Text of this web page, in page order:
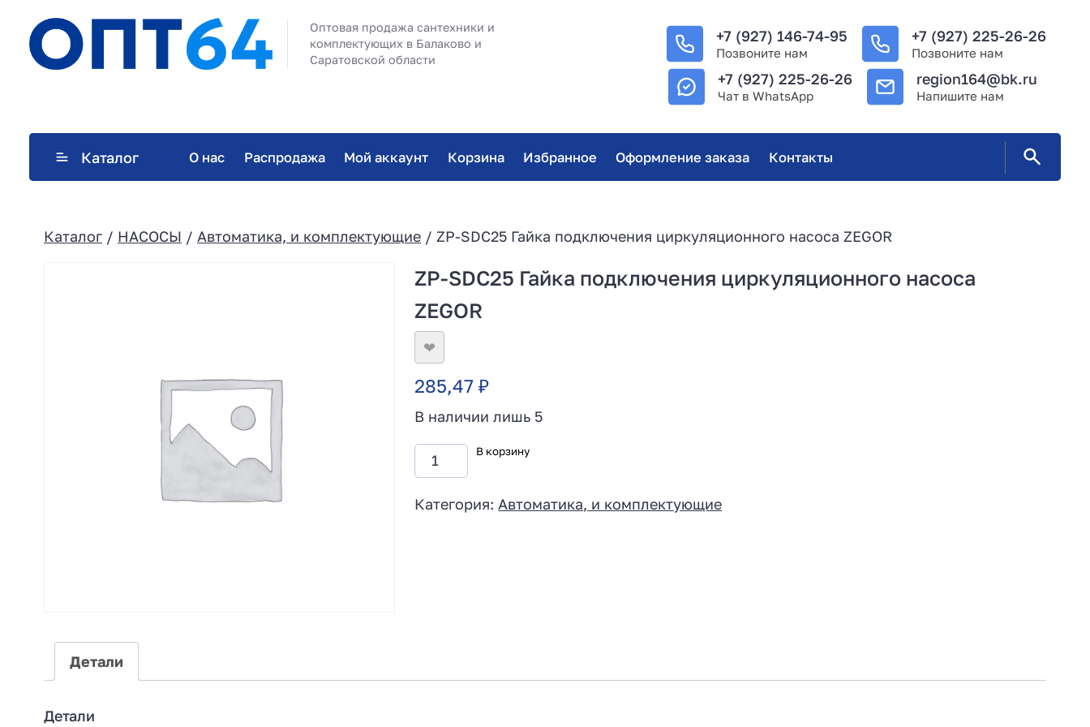
Оптовая продажа сантехники и
комплектующих в Балаково и
Саратовской области
+7 (927) 146-74-95
Позвоните нам
+7 (927) 225-26-26
Позвоните нам
+7 (927) 225-26-26
Чат в WhatsApp
region164@bk.ru
Напишите нам
Каталог О нас Распродажа Мой аккаунт Корзина Избранное Оформление заказа Контакты
Каталог / НАСОСЫ / Автоматика, и комплектующие / ZP-SDC25 Гайка подключения циркуляционного насоса ZEGOR
ZP-SDC25 Гайка подключения циркуляционного насоса
ZEGOR
❤
285,47₽
В наличии лишь 5
В корзину
Категория: Автоматика, и комплектующие
Детали
Детали